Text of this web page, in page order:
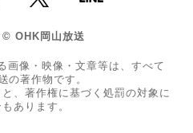
OHK岡山放送
画像・映像・文章等は、すべて
の著作物です。
、著作権に基づく処罰の対象に
あります。